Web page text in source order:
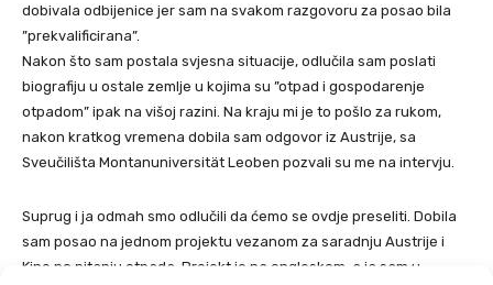
dobivala odbijenice jer sam na svakom razgovoru za posao bila
”prekvalificirana”.
Nakon što sam postala svjesna situacije, odlučila sam poslati
biografiju u ostale zemlje u kojima su ”otpad i gospodarenje
otpadom” ipak na višoj razini. Na kraju mi je to pošlo za rukom,
nakon kratkog vremena dobila sam odgovor iz Austrije, sa
Sveučilišta Montanuniversität Leoben pozvali su me na intervju.
Suprug i ja odmah smo odlučili da ćemo se ovdje preseliti. Dobila
sam posao na jednom projektu vezanom za saradnju Austrije i
Kine po pitanju otpada. Projekt je na engleskom, a ja sam u